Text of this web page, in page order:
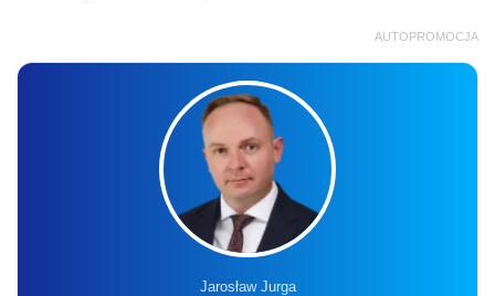
AUTOPROMOCJA
Jarosław Jurga